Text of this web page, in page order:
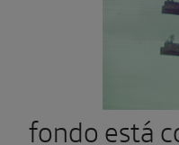
fondo está c